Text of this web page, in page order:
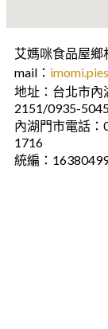
艾媽咪食品屋
mail：
地址：台北市
2151/0935-
內湖門市電話
1716
統編：